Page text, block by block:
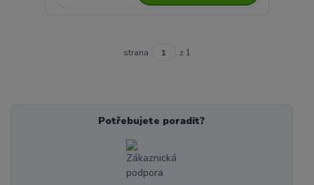
strana z 1
Potřebujete poradit?